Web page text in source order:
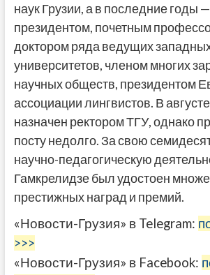
наук Грузии, а в последние годы
президентом, почетным
доктором ряда ведущих
университетов, членом многих
научных обществ, президентом
ассоциации лингвистов. В
назначен ректором ТГУ, однако
посту недолго. За свою
научно-педагогическую
Гамкрелидзе был удостоен
престижных наград и премий.
«Новости-Грузия» в Telegram:
>>>
«Новости-Грузия» в Facebook: